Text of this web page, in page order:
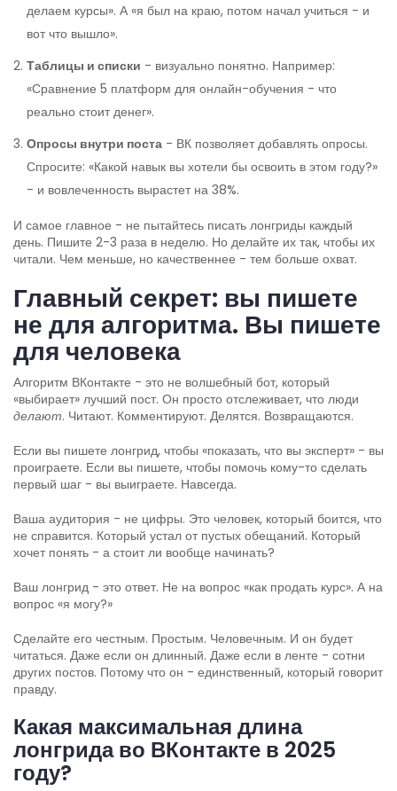
делаем курсы». А «я был на краю, потом начал учиться - и
вот что вышло».
Таблицы и списки - визуально понятно. Например:
«Сравнение 5 платформ для онлайн-обучения - что
реально стоит денег».
Опросы внутри поста - ВК позволяет добавлять опросы.
Спросите: «Какой навык вы хотели бы освоить в этом году?»
- и вовлеченность вырастет на 38%.
И самое главное - не пытайтесь писать лонгриды каждый
день. Пишите 2-3 раза в неделю. Но делайте их так, чтобы их
читали. Чем меньше, но качественнее - тем больше охват.
Главный секрет: вы пишете
не для алгоритма. Вы пишете
для человека
Алгоритм ВКонтакте - это не волшебный бот, который
«выбирает» лучший пост. Он просто отслеживает, что люди
делают. Читают. Комментируют. Делятся. Возвращаются.
Если вы пишете лонгрид, чтобы «показать, что вы эксперт» - вы
проиграете. Если вы пишете, чтобы помочь кому-то сделать
первый шаг - вы выиграете. Навсегда.
Ваша аудитория - не цифры. Это человек, который боится, что
не справится. Который устал от пустых обещаний. Который
хочет понять - а стоит ли вообще начинать?
Ваш лонгрид - это ответ. Не на вопрос «как продать курс». А на
вопрос «я могу?»
Сделайте его честным. Простым. Человечным. И он будет
читаться. Даже если он длинный. Даже если в ленте - сотни
других постов. Потому что он - единственный, который говорит
правду.
Какая максимальная длина
лонгрида во ВКонтакте в 2025
году?